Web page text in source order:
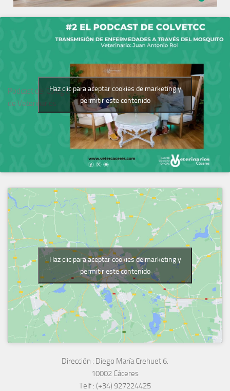
Podcast del Colegio
de Veterinarios
Haz clic para aceptar cookies de marketing y
permitir este contenido
Haz clic para aceptar cookies de marketing y
permitir este contenido
Dirección : Diego María Crehuet 6.
10002 Cáceres
Telf : (+34) 927224425